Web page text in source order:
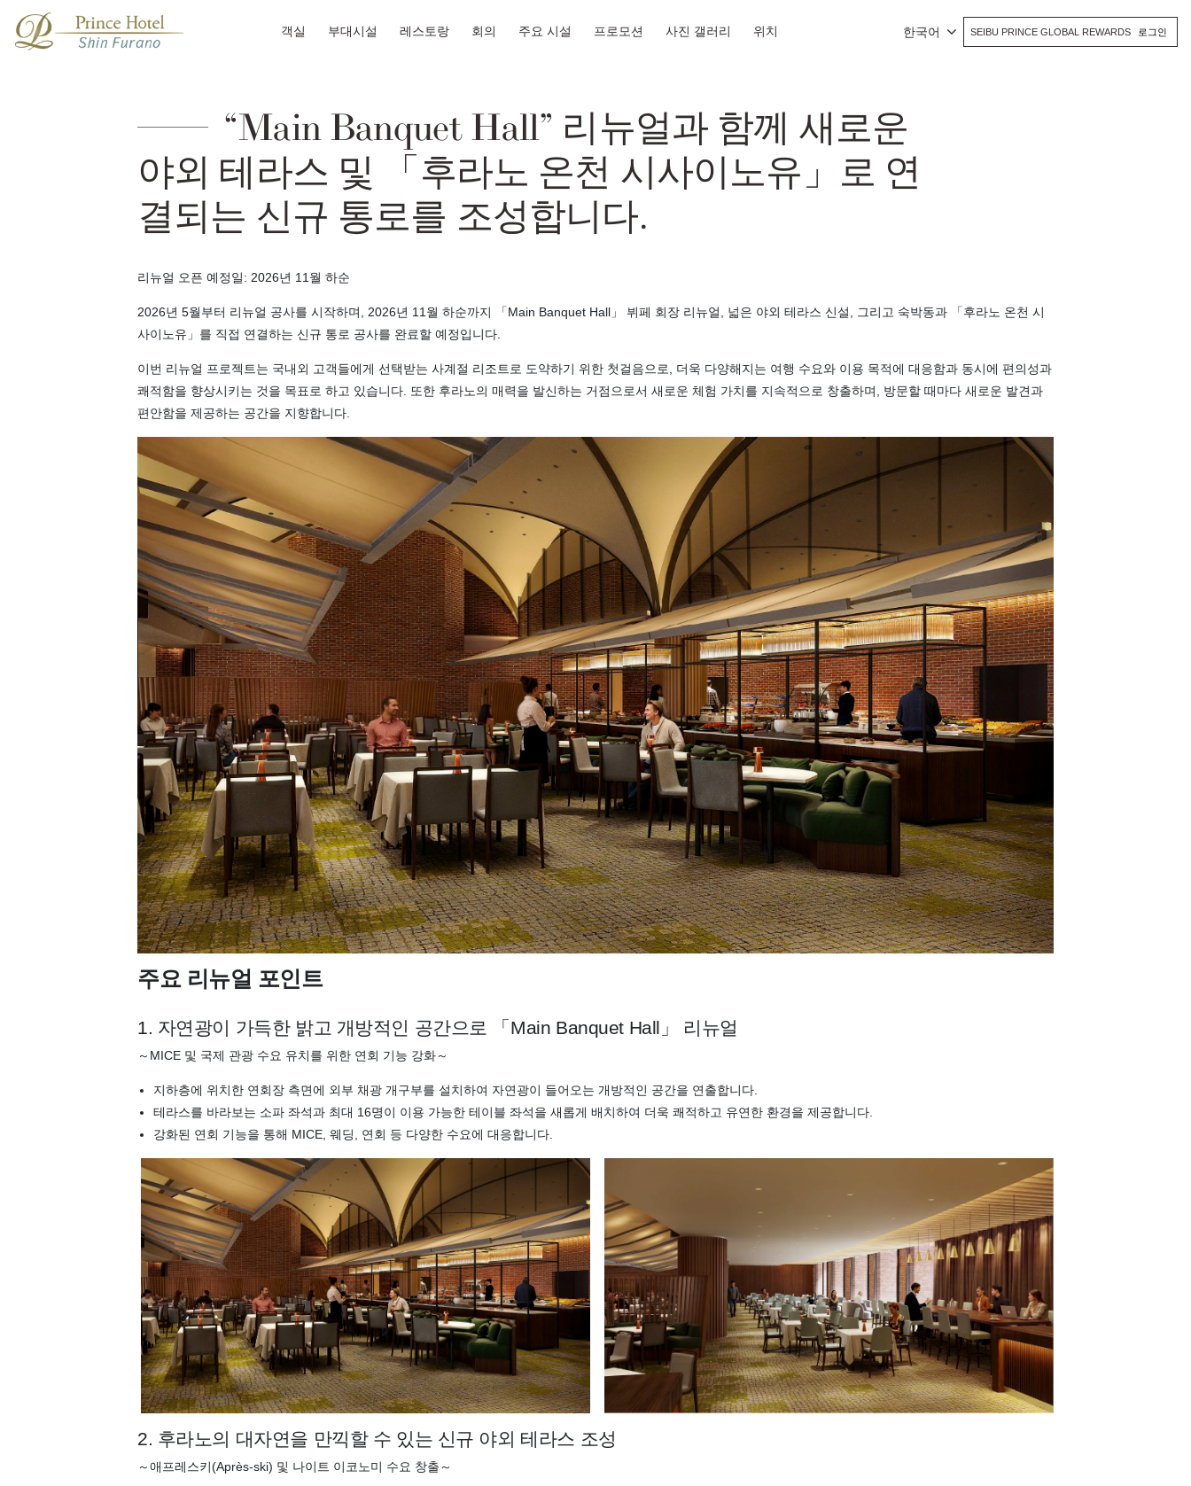
객실 부대시설 레스토랑 회의 주요 시설 프로모션 사진 갤러리 위치 한국어 SEIBU PRINCE GLOBAL REWARDS 로그인
“Main Banquet Hall” 리뉴얼과 함께 새로운
야외 테라스 및 「후라노 온천 시사이노유」로 연
결되는 신규 통로를 조성합니다.
리뉴얼 오픈 예정일: 2026년 11월 하순
2026년 5월부터 리뉴얼 공사를 시작하며, 2026년 11월 하순까지 「Main Banquet Hall」 뷔페 회장 리뉴얼, 넓은 야외 테라스 신설, 그리고 숙박동과 「후라노 온천 시
사이노유」를 직접 연결하는 신규 통로 공사를 완료할 예정입니다.
이번 리뉴얼 프로젝트는 국내외 고객들에게 선택받는 사계절 리조트로 도약하기 위한 첫걸음으로, 더욱 다양해지는 여행 수요와 이용 목적에 대응함과 동시에 편의성과
쾌적함을 향상시키는 것을 목표로 하고 있습니다. 또한 후라노의 매력을 발신하는 거점으로서 새로운 체험 가치를 지속적으로 창출하며, 방문할 때마다 새로운 발견과
편안함을 제공하는 공간을 지향합니다.
주요 리뉴얼 포인트
1. 자연광이 가득한 밝고 개방적인 공간으로 「Main Banquet Hall」 리뉴얼
～MICE 및 국제 관광 수요 유치를 위한 연회 기능 강화～
지하층에 위치한 연회장 측면에 외부 채광 개구부를 설치하여 자연광이 들어오는 개방적인 공간을 연출합니다.
테라스를 바라보는 소파 좌석과 최대 16명이 이용 가능한 테이블 좌석을 새롭게 배치하여 더욱 쾌적하고 유연한 환경을 제공합니다.
강화된 연회 기능을 통해 MICE, 웨딩, 연회 등 다양한 수요에 대응합니다.
2. 후라노의 대자연을 만끽할 수 있는 신규 야외 테라스 조성
～애프레스키(Après-ski) 및 나이트 이코노미 수요 창출～